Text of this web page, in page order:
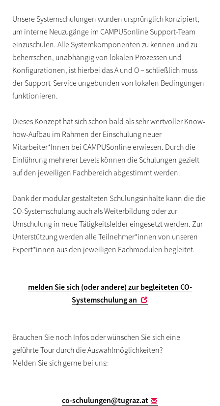
Unsere Systemschulungen wurden ursprünglich konzipiert,
um interne Neuzugänge im CAMPUSonline Support-Team
einzuschulen. Alle Systemkomponenten zu kennen und zu
beherrschen, unabhängig von lokalen Prozessen und
Konfigurationen, ist hierbei das A und O – schließlich muss
der Support-Service ungebunden von lokalen Bedingungen
funktionieren.
Dieses Konzept hat sich schon bald als sehr wertvoller Know-
how-Aufbau im Rahmen der Einschulung neuer
Mitarbeiter*Innen bei CAMPUSonline erwiesen. Durch die
Einführung mehrerer Levels können die Schulungen gezielt
auf den jeweiligen Fachbereich abgestimmt werden.
Dank der modular gestalteten Schulungsinhalte kann die die
CO-Systemschulung auch als Weiterbildung oder zur
Umschulung in neue Tätigkeitsfelder eingesetzt werden. Zur
Unterstützung werden alle Teilnehmer*innen von unseren
Expert*innen aus den jeweiligen Fachmodulen begleitet.
melden Sie sich (oder andere) zur begleiteten CO-
Systemschulung an
Brauchen Sie noch Infos oder wünschen Sie sich eine
geführte Tour durch die Auswahlmöglichkeiten?
Melden Sie sich gerne bei uns:
co-schulungen@tugraz.at